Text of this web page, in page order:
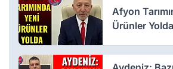
Afyon
Ürünler Yolda